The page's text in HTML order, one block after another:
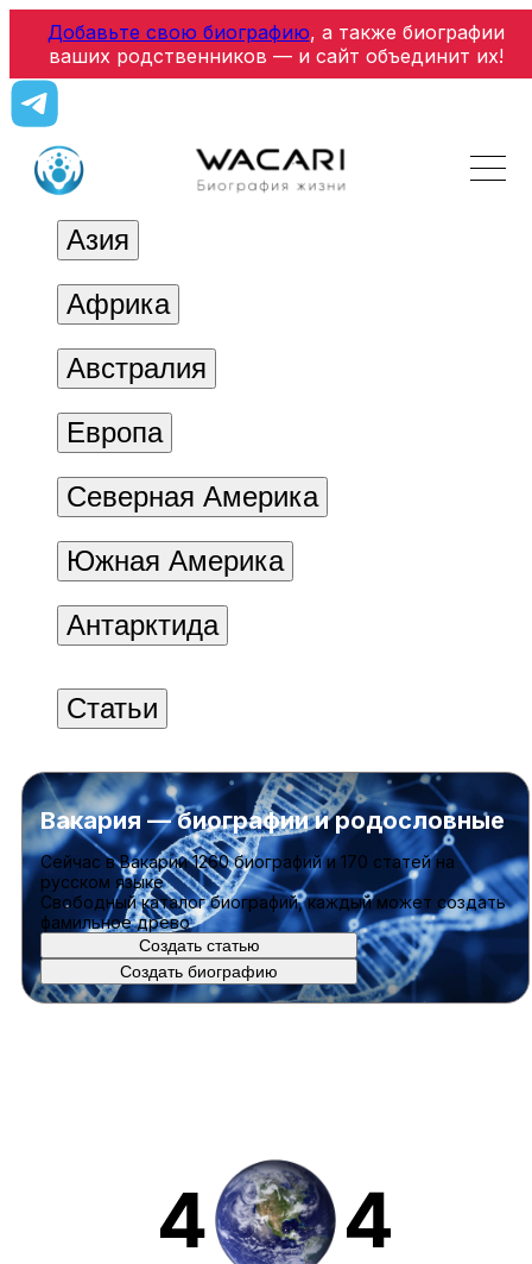
Добавьте свою биографию, а также биографии
ваших родственников — и сайт объединит их!
Азия
Африка
Австралия
Европа
Северная Америка
Южная Америка
Антарктида
Статьи
Вакария — биографии и родословные
Cейчас в Вакарии1260 биографийи170 статейна
русском языке
Свободный каталог биографий, каждый может создать
фамильное древо
Создать статью
Создать биографию